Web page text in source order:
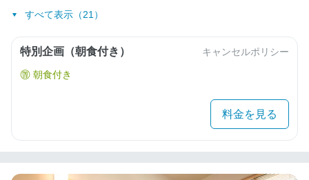
すべて表示（21）
特別企画（朝食付き） キャンセルポリシー
朝食付き
料金を見る